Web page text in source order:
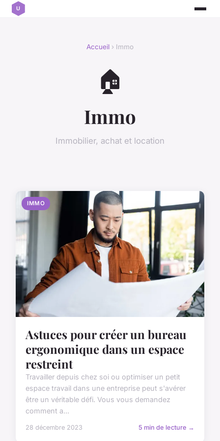
Accueil › Immo
🏠
Immo
Immobilier, achat et location
IMMO
Astuces pour créer un bureau
ergonomique dans un espace
restreint
Travailler depuis chez soi ou optimiser un petit
espace travail dans une entreprise peut s'avérer
être un véritable défi. Vous vous demandez
comment a...
28 décembre 2023 5 min de lecture →